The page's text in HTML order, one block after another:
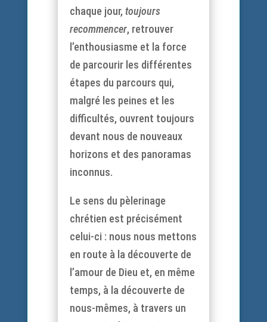
chaque jour, toujours
recommencer, retrouver
l’enthousiasme et la force
de parcourir les différentes
étapes du parcours qui,
malgré les peines et les
difficultés, ouvrent toujours
devant nous de nouveaux
horizons et des panoramas
inconnus.
Le sens du pèlerinage
chrétien est précisément
celui-ci : nous nous mettons
en route à la découverte de
l’amour de Dieu et, en même
temps, à la découverte de
nous-mêmes, à travers un